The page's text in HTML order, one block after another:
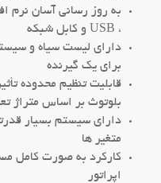
به روز رسانی آسان نرم
، USB و کابل شبکه
دارای لیست سیاه و
برای یک گیرنده
قابلیت تنظیم محدوده
بلوتوث بر اساس متراژ
دارای سیستم بسیار
متغیر ها
کارکرد به صورت کامل
اپراتور